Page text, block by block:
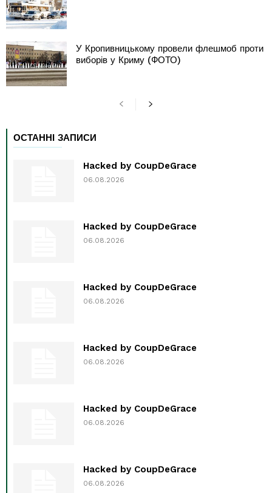
У Кропивницькому провели флешмоб проти
виборів у Криму (ФОТО)
ОСТАННІ ЗАПИСИ
Hacked by CoupDeGrace
06.08.2026
Hacked by CoupDeGrace
06.08.2026
Hacked by CoupDeGrace
06.08.2026
Hacked by CoupDeGrace
06.08.2026
Hacked by CoupDeGrace
06.08.2026
Hacked by CoupDeGrace
06.08.2026